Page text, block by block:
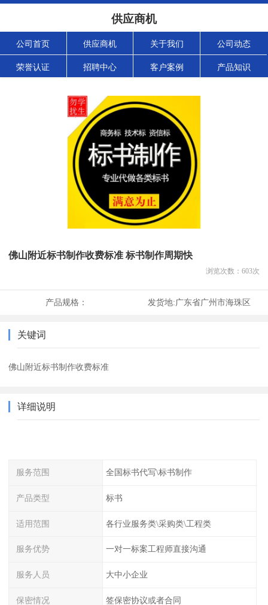
供应商机
公司首页 供应商机 关于我们 公司动态
荣誉认证 招聘中心 客户案例 产品知识
佛山附近标书制作收费标准 标书制作周期快
浏览次数： 603次
产品规格： 发货地:广东省广州市海珠区
关键词
佛山附近标书制作收费标准
详细说明
服务范围 全国标书代写\标书制作
产品类型 标书
适用范围 各行业服务类\采购类\工程类
服务优势 一对一标案工程师直接沟通
服务人员 大中小企业
保密情况 签保密协议或者合同